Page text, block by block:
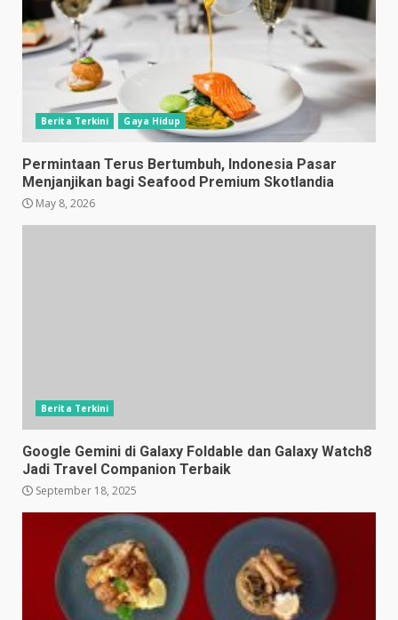
Berita Terkini Gaya Hidup
Permintaan Terus Bertumbuh, Indonesia Pasar
Menjanjikan bagi Seafood Premium Skotlandia
May 8, 2026
Berita Terkini
Google Gemini di Galaxy Foldable dan Galaxy Watch8
Jadi Travel Companion Terbaik
September 18, 2025